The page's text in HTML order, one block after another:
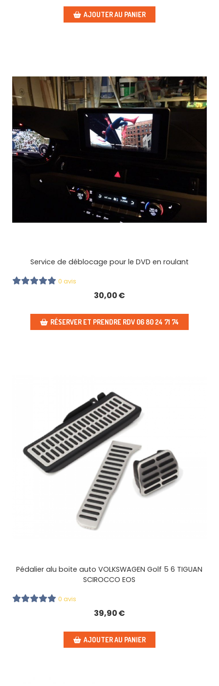
AJOUTER AU PANIER
Service de déblocage pour le DVD en roulant
0 avis
30,00€
RÉSERVER ET PRENDRE RDV 06 80 24 71 74
Pédalier alu boite auto VOLKSWAGEN Golf 5 6 TIGUAN
SCIROCCO EOS
0 avis
39,90€
AJOUTER AU PANIER